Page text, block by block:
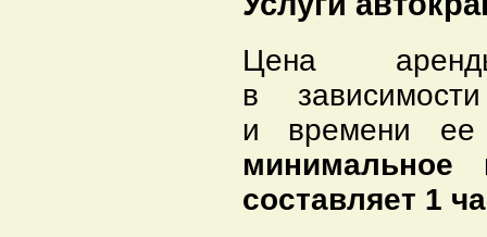
Цена
в
и времени ее
минимальное
составляет 1